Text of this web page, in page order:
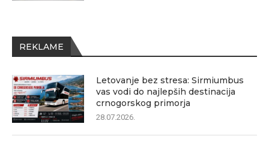
REKLAME
Letovanje bez stresa: Sirmiumbus
vas vodi do najlepših destinacija
crnogorskog primorja
28.07.2026.